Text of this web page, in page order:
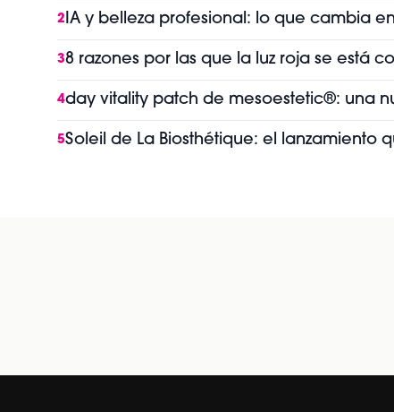
2IA y belleza profesional: lo que cambia
38 razones por las que la luz roja se está
4day vitality patch de mesoestetic®: una
5Soleil de La Biosthétique: el